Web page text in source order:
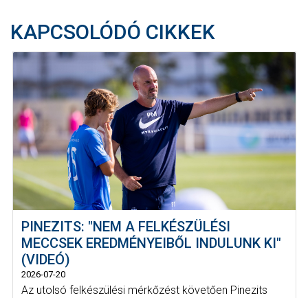
KAPCSOLÓDÓ CIKKEK
PINEZITS: "NEM A FELKÉSZÜLÉSI
MECCSEK EREDMÉNYEIBŐL INDULUNK KI"
(VIDEÓ)
2026-07-20
Az utolsó felkészülési mérkőzést követően Pinezits